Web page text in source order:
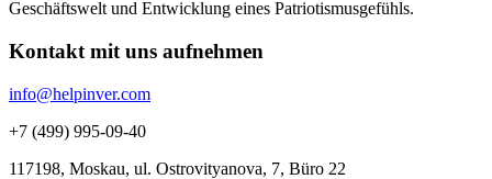
Geschäftswelt und Entwicklung eines Patriotismusgefühls.
Kontakt mit uns aufnehmen
info@helpinver.com
+7 (499) 995-09-40
117198, Moskau, ul. Ostrovityanova, 7, Büro 22